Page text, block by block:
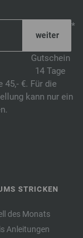
*
Gutschein
14 Tage
€. Für die
kann nur ein
STRICKEN
des Monats
Anleitungen